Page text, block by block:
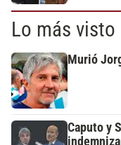
Lo más visto
Murió
Caputo y